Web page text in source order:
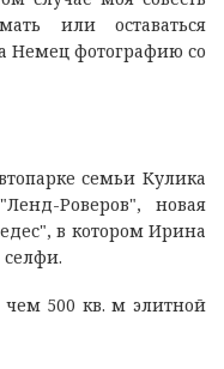
или оставаться
Немец фотографию со
семьи Кулика
Роверов", новая
в котором Ирина
чем 500 кв. м элитной